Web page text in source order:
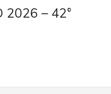
2026 – 42°